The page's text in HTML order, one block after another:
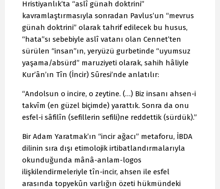
Hristiyanlık’ta “aslî günah doktrini”
kavramlaştırmasıyla sonradan Pavlus’un “mevrus
günah doktrini” olarak tahrif edilecek bu husus,
“hata”sı sebebiyle aslî vatanı olan Cennet’ten
sürülen “insan”ın, yeryüzü gurbetinde “uyumsuz
yaşama/absürd” maruziyeti olarak, sahih hâliyle
Kur’ân’ın Tîn (İncir) Sûresi’nde anlatılır:
“Andolsun o incire, o zeytine. (…) Biz insanı ahsen-i
takvîm (en güzel biçimde) yarattık. Sonra da onu
esfel-i sâfilîn (sefillerin sefili)ne reddettik (sürdük).”
Bir Adam Yaratmak’ın “incir ağacı” metaforu, İBDA
dilinin sıra dışı etimolojik irtibatlandırmalarıyla
okunduğunda mânâ-anlam-logos
ilişkilendirmeleriyle tîn-incir, ahsen ile esfel
arasında topyekûn varlığın özeti hükmündeki